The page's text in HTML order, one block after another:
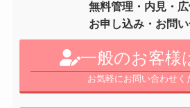
無料管理・内見・
お申し込み・お問
一般のお客様
お気軽にお問い合わせく